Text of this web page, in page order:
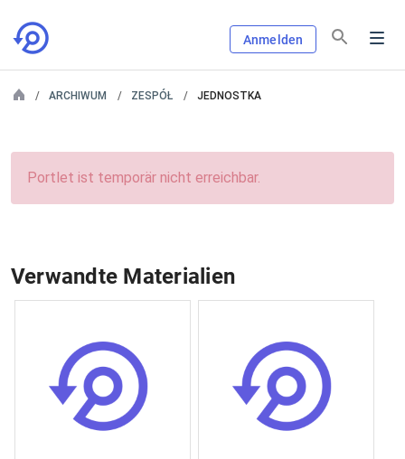
Anmelden
ARCHIWUM ZESPÓŁ JEDNOSTKA
Portlet ist temporär nicht erreichbar.
Verwandte Materialien